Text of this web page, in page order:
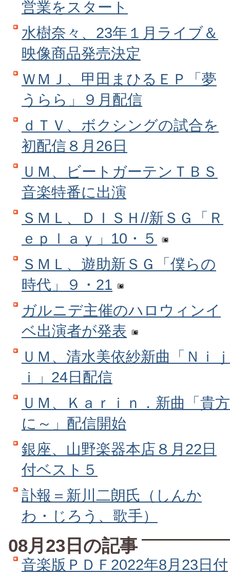
営業をスタート
水樹奈々、23年１月ライブ＆
映像商品発売決定
ＷＭＪ、甲田まひるＥＰ「夢
うらら」９月配信
ｄＴＶ、ボクシングの試合を
初配信８月26日
ＵＭ、ビートガーテンＴＢＳ
音楽特番に出演
ＳＭＬ、ＤＩＳＨ//新ＳＧ「Ｒ
ｅｐｌａｙ」10・５
ＳＭＬ、遊助新ＳＧ「僕らの
時代」９・21
ガルニデ主催のハロウィンイ
ベ出演者が発表
ＵＭ、清水美依紗新曲「Ｎｉｊ
ｉ」24日配信
ＵＭ、Ｋａｒｉｎ．新曲「貴方
に～」配信開始
銀座、山野楽器本店８月22日
付ベスト５
訃報＝新川二朗氏（しんか
わ・じろう、歌手）
08月23日の記事
音楽版ＰＤＦ2022年8月23日付